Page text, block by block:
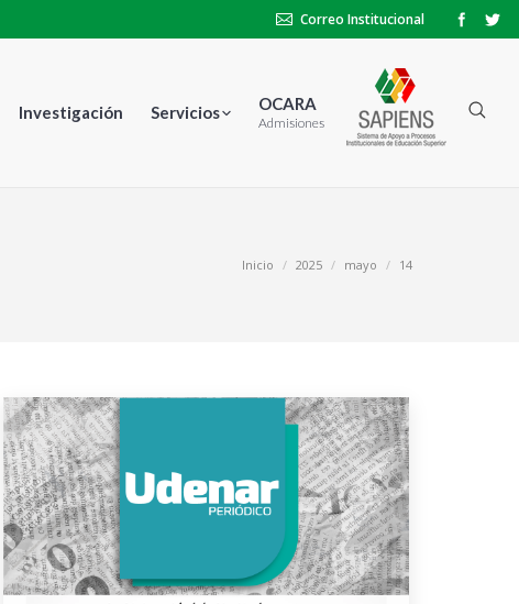
Correo Institucional
Investigación Servicios OCARA
Admisiones
Inicio 2025 mayo 14